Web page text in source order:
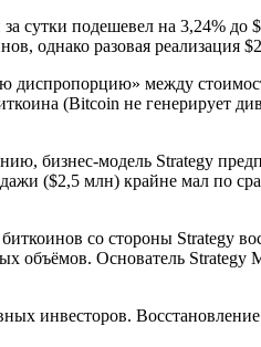
подешевел на 3,24% до
однако разовая реализация
диспропорцию» между
(Bitcoin не генерирует
бизнес-модель Strategy
($2,5 млн) крайне мал по
со стороны Strategy
объёмов. Основатель
инвесторов. Восстановление